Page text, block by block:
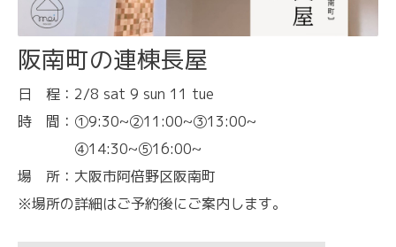
阪南町の連棟長屋
日 程：2/8 sat 9 sun 11 tue
時 間：①9:30~②11:00~③13:00~
④14:30~⑤16:00~
場 所：大阪市阿倍野区阪南町
※場所の詳細はご予約後にご案内します。